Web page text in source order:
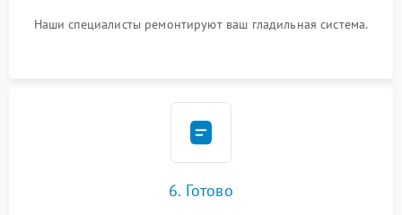
Наши специалисты ремонтируют ваш гладильная система.
6. Готово